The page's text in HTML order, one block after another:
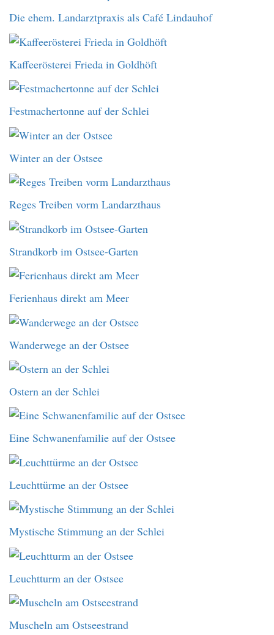
Die ehem. Landarztpraxis als Café Lindauhof
Kaffeerösterei Frieda in Goldhöft
Festmachertonne auf der Schlei
Winter an der Ostsee
Reges Treiben vorm Landarzthaus
Strandkorb im Ostsee-Garten
Ferienhaus direkt am Meer
Wanderwege an der Ostsee
Ostern an der Schlei
Eine Schwanenfamilie auf der Ostsee
Leuchttürme an der Ostsee
Mystische Stimmung an der Schlei
Leuchtturm an der Ostsee
Muscheln am Ostseestrand